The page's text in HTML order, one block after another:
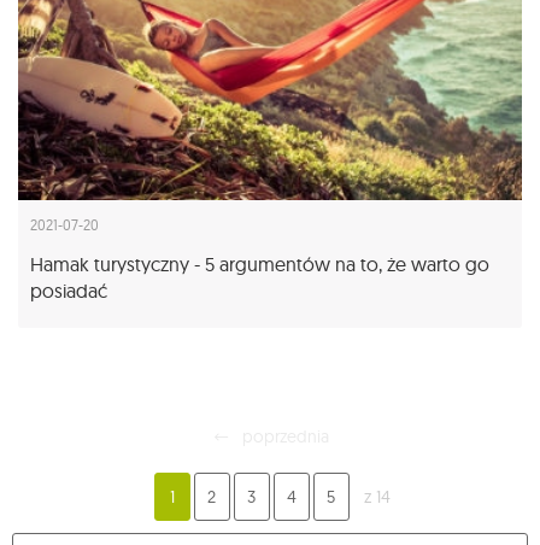
2021-07-20
Hamak turystyczny - 5 argumentów na to, że warto go
posiadać
1 2 3 4 5 z 14